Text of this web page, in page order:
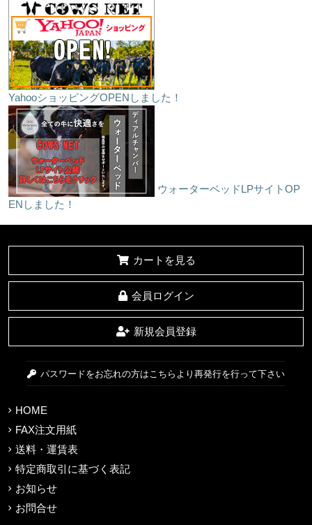
YahooショッピングOPENしました！
ウォーターベッドLPサイトOP
ENしました！
カートを見る
会員ログイン
新規会員登録
パスワードをお忘れの方はこちらより再発行を行って下さい
HOME
FAX注文用紙
送料・運賃表
特定商取引に基づく表記
お知らせ
お問合せ